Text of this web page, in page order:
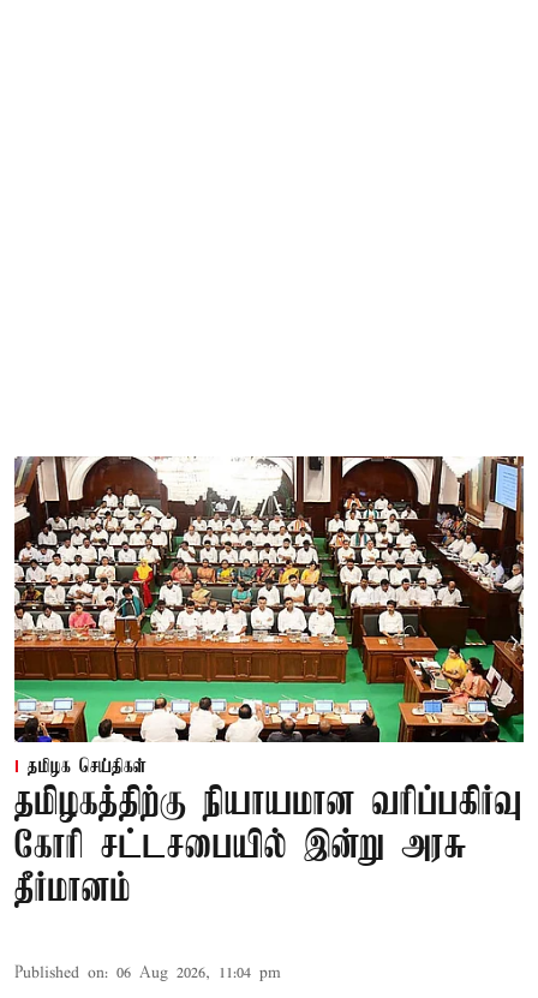
தமிழக செய்திகள்
தமிழகத்திற்கு நியாயமான வரிப்பகிர்வு
கோரி சட்டசபையில் இன்று அரசு
தீர்மானம்
Published on: 06 Aug 2026, 11:04 pm